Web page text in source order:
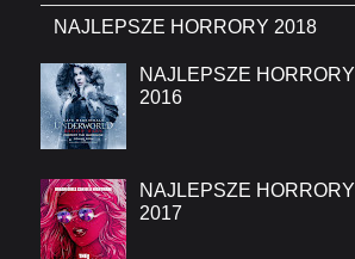
NAJLEPSZE HORRORY 2018
NAJLEPSZE HORRORY
2016
NAJLEPSZE HORRORY
2017